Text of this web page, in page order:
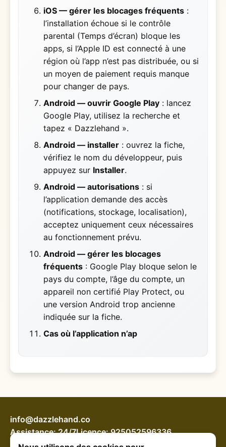
iOS — gérer les blocages fréquents:
l’installation échoue si le contrôle
parental (Temps d’écran) bloque les
apps, si l’Apple ID est connecté à une
région où l’app n’est pas distribuée, ou si
un moyen de paiement requis manque
pour changer de pays.
Android — ouvrir Google Play: lancez
Google Play, utilisez la recherche et
tapez « Dazzlehand ».
Android — installer: ouvrez la fiche,
vérifiez le nom du développeur, puis
appuyez sur Installer.
Android — autorisations: si
l’application demande des accès
(notifications, stockage, localisation),
acceptez uniquement ceux nécessaires
au fonctionnement prévu.
Android — gérer les blocages
fréquents: Google Play bloque selon le
pays du compte, l’âge du compte, un
appareil non certifié Play Protect, ou
une version Android trop ancienne
indiquée sur la fiche.
Cas où l’application n’ap
info@dazzlehand.co
Assistance: 24/7Licence: 925052596336